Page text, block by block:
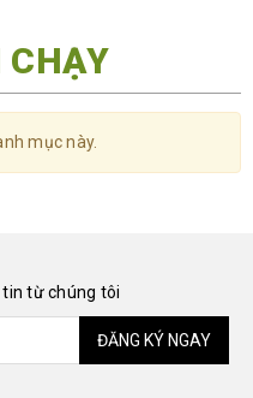
mục này.
từ chúng tôi
ĐĂNG KÝ NGAY